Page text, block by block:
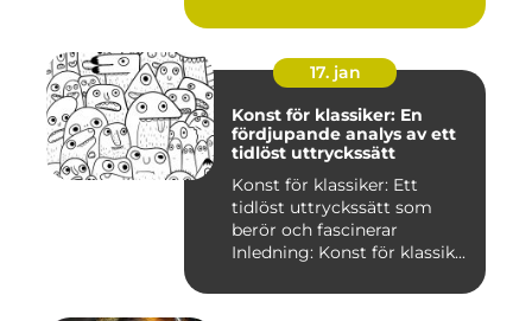
17. jan
Konst för klassiker: En
fördjupande analys av ett
tidlöst uttryckssätt
Konst för klassiker: Ett
tidlöst uttryckssätt som
berör och fascinerar
Inledning: Konst för klassik...